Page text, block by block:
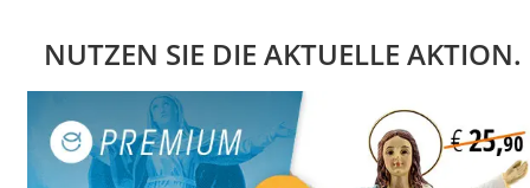
NUTZEN SIE DIE AKTUELLE AKTION.